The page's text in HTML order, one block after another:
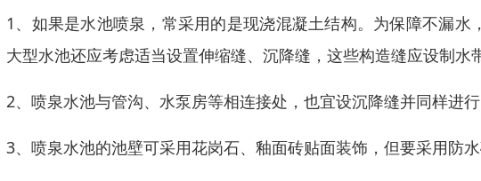
1、如果是水池喷泉，常采用的是现浇混凝土结构。为保障不漏
大型水池还应考虑适当设置伸缩缝、沉降缝，这些构造缝应设制水
2、喷泉水池与管沟、水泵房等相连接处，也宜设沉降缝并同样进行
3、喷泉水池的池壁可采用花岗石、釉面砖贴面装饰，但要采用防水